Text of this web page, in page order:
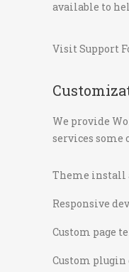
available to
Visit Support
We provide
services some
Theme install
Responsive
Custom page
Custom